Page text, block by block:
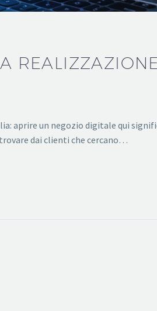
aprire un negozio digitale qui
dai clienti che cercano…